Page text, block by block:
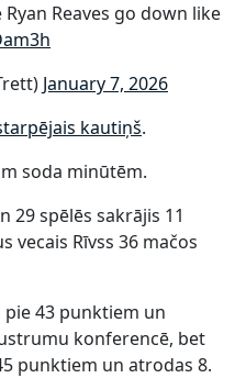
Reaves go down like
January 7, 2026
kautiņš.
soda minūtēm.
29 spēlēs sakrājis 11
vecais Rīvss 36 mačos
pie 43 punktiem un
konferencē, bet
punktiem un atrodas 8.